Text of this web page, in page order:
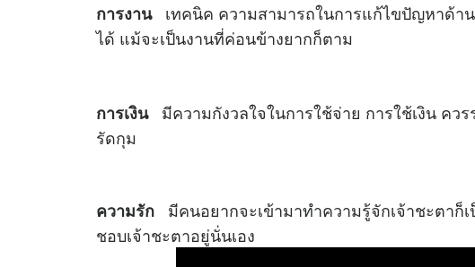
การงานเทคนิค ความสามารถในการแก้ไขปัญหาด้าน
ได้ แม้จะเป็นงานที่ค่อนข้างยากก็ตาม
การเงิน มีความกังวลใจในการใช้จ่าย การใช้เงิน คว
รัดกุม
ความรัก มีคนอยากจะเข้ามาทำความรู้จักเจ้าชะตา
ชอบเจ้าชะตาอยู่นั่นเอง